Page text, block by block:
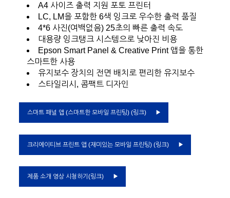
A4 사이즈 출력 지원 포토 프린터
LC, LM을 포함한 6색 잉크로 우수한 출력 품질
4*6 사진(여백없음) 25초의 빠른 출력 속도
대용량 잉크탱크 시스템으로 낮아진 비용
Epson Smart Panel & Creative Print 앱을 통한
스마트한 사용
유지보수 장치의 전면 배치로 편리한 유지보수
스타일리시, 콤팩트 디자인
스마트 패널 앱 (스마트한 모바일 프린팅) (링크)
크리에이티브 프린트 앱 (재미있는 모바일 프린팅) (링크)
제품 소개 영상 시청하기(링크)